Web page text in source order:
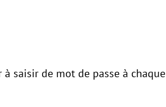
à saisir de mot de passe à chaque